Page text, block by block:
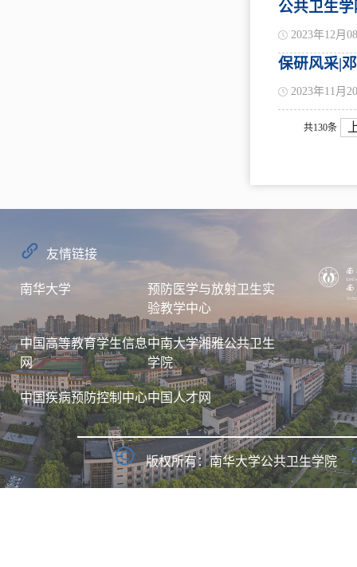
公共卫生
2023年12月
保研风采|
2023年11月
共130条
友情链接
南华大学
预防医学与放射卫生实
验教学中心
中国高等教育学生信息
网
中南大学湘雅公共卫生
学院
中国疾病预防控制中心中国人才网
版权所有：南华大学公共卫生学院